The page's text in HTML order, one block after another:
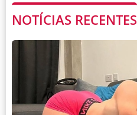
NOTÍCIAS RECENTES